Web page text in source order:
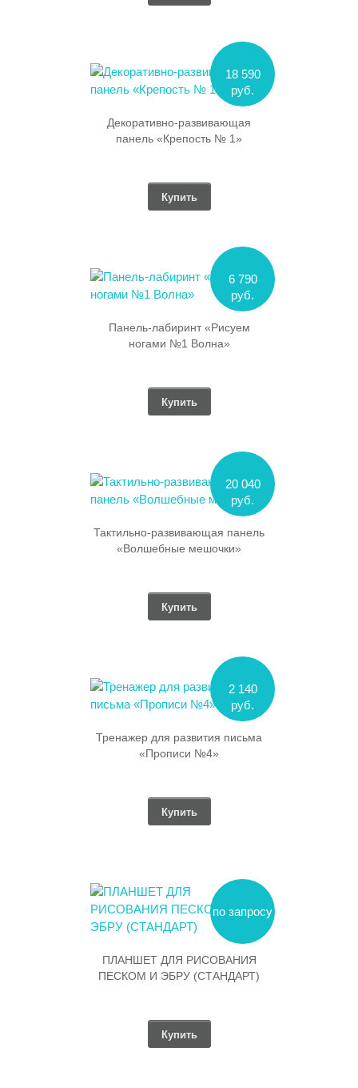
18 590
руб.
Декоративно-развивающая
панель «Крепость № 1»
Купить
6 790
руб.
Панель-лабиринт «Рисуем
ногами №1 Волна»
Купить
20 040
руб.
Тактильно-развивающая панель
«Волшебные мешочки»
Купить
2 140
руб.
Тренажер для развития письма
«Прописи №4»
Купить
по запросу
ПЛАНШЕТ ДЛЯ РИСОВАНИЯ
ПЕСКОМ И ЭБРУ (СТАНДАРТ)
Купить